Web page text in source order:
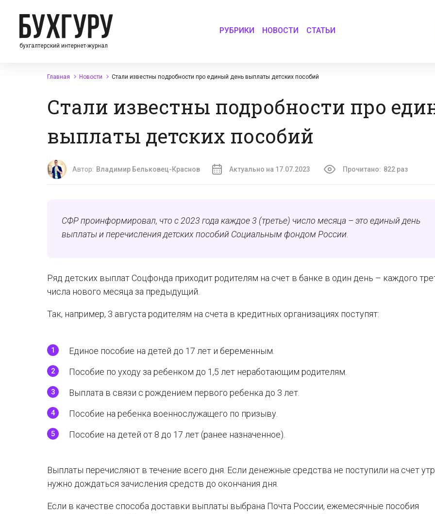
бухгалтерский интернет-журнал
РУБРИКИ НОВОСТИ СТАТЬИ
Главная Новости Стали известны подробности про единый день выплаты детских пособий
Стали известны подробности про
выплаты детских пособий
Автор: Владимир Бельковец-Краснов Актуально на 17.07.2023 Прочитано: 822 раз
СФР проинформировал, что с 2023 года каждое 3 (третье) число месяца – это единый день
выплаты и перечисления детских пособий Социальным фондом России.
Ряд детских выплат Соцфонда приходит родителям на счет в банке в один день – каждого
числа нового месяца за предыдущий.
Так, например, 3 августа родителям на счета в кредитных организациях поступят:
Единое пособие на детей до 17 лет и беременным.
Пособие по уходу за ребенком до 1,5 лет неработающим родителям.
Выплата в связи с рождением первого ребенка до 3 лет.
Пособие на ребенка военнослужащего по призыву.
Пособие на детей от 8 до 17 лет (ранее назначенное).
Выплаты перечисляют в течение всего дня. Если денежные средства не поступили на счет
нужно дождаться зачисления средств до окончания дня.
Если в качестве способа доставки выплаты выбрана Почта России, ежемесячные пособия